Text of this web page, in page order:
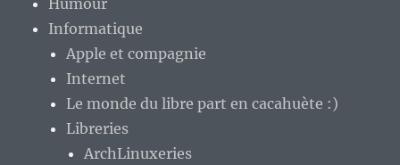
Humour
Informatique
Apple et compagnie
Internet
Le monde du libre part en cacahuète :)
Libreries
ArchLinuxeries